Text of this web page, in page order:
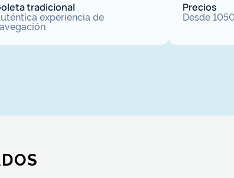
tradicional
experiencia de
Precios
Desde